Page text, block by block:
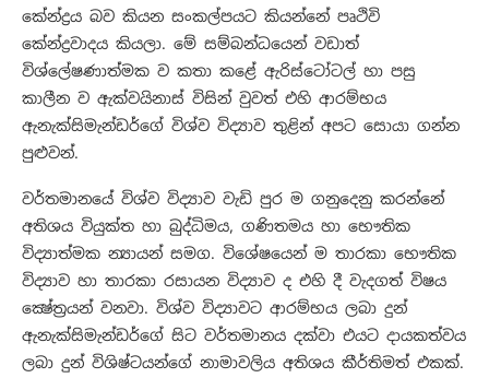
කේන්ද්‍රය බව කියන සංකල්පයට කියන්නේ පෘථිවි
කේන්ද්‍රවාදය කියලා. මේ සම්බන්ධයෙන් වඩාත්
විශ්ලේෂණාත්මක ව කතා කළේ ඇරිස්ටෝටල් හා පසු
කාලීන ව ඇක්වයිනාස් විසින් වුවත් එහි ආරම්භය
ඇනැක්සිමැන්ඩර්ගේ විශ්ව විද්‍යාව තුළින් අපට සොයා ගන්න
පුළුවන්.
වර්තමානයේ විශ්ව විද්‍යාව වැඩි පුර ම ගනුදෙනු කරන්නේ
අතිශය වියුක්ත හා බුද්ධිමය, ගණිතමය හා භෞතික
විද්‍යාත්මක න්‍යායන් සමග. විශේෂයෙන් ම තාරකා භෞතික
විද්‍යාව හා තාරකා රසායන විද්‍යාව ද එහි දී වැදගත් විෂය
ක්‍ෂේත්‍රයන් වනවා. විශ්ව විද්‍යාවට ආරම්භය ලබා දුන්
ඇනැක්සිමැන්ඩර්ගේ සිට වර්තමානය දක්වා එයට දායකත්වය
ලබා දුන් විශිෂ්ටයන්ගේ නාමාවලිය අතිශය කීර්තිමත් එකක්.